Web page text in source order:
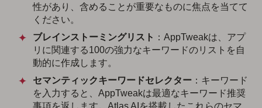
性があり、含めることが重要なものに焦点を当てて
ください。
ブレインストーミングリスト ：AppTweakは、アプ
リに関連する100の強力なキーワードのリストを自
動的に作成します。
セマンティックキーワードセレクター ：キーワード
を入力すると、AppTweakは最適なキーワード推奨